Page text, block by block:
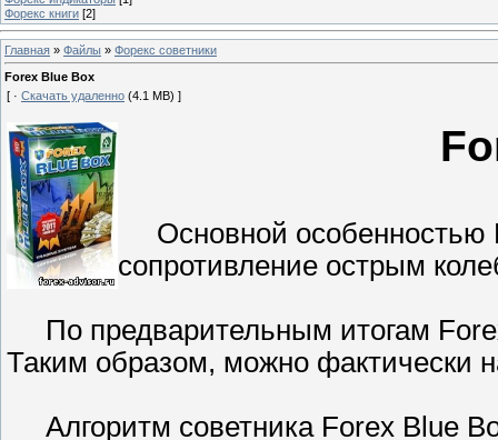
Форекс книги [2]
Главная » Файлы » Форекс cоветники
Forex Blue Box
[ · Скачать удаленно (4.1 MB) ]
Основной особенностью
сопротивление острым
По предварительным итогам
Таким образом, можно фактически
Алгоритм советника Forex Blue